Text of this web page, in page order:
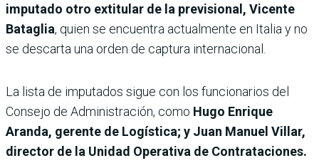
imputado otro extitular de la previsional, Vicente
Bataglia, quien se encuentra actualmente en Italia y no
se descarta una orden de captura internacional.
La lista de imputados sigue con los funcionarios del
Consejo de Administración, como Hugo Enrique
Aranda, gerente de Logística; y Juan Manuel Villar,
director de la Unidad Operativa de Contrataciones.